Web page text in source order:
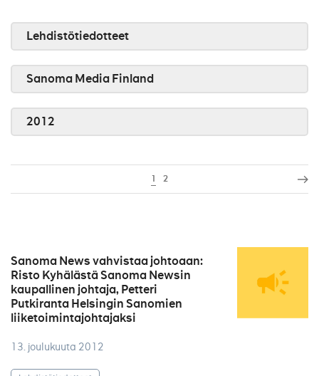
Lehdistötiedotteet
Sanoma Media Finland
2012
1 2
Sanoma News vahvistaa johtoaan:
Risto Kyhälästä Sanoma Newsin
kaupallinen johtaja, Petteri
Putkiranta Helsingin Sanomien
liiketoimintajohtajaksi
13. joulukuuta 2012